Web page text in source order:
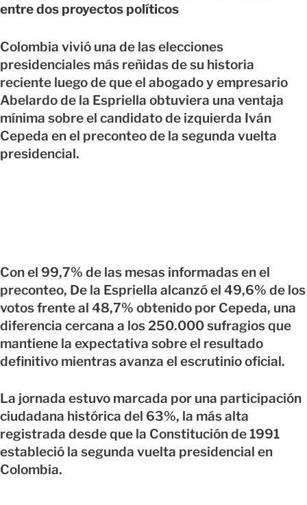
entre dos proyectos políticos
Colombia vivió una de las elecciones
presidenciales más reñidas de su historia
reciente luego de que el abogado y empresario
Abelardo de la Espriella obtuviera una ventaja
mínima sobre el candidato de izquierda Iván
Cepeda en el preconteo de la segunda vuelta
presidencial.
Con el 99,7% de las mesas informadas en el
preconteo, De la Espriella alcanzó el 49,6% de los
votos frente al 48,7% obtenido por Cepeda, una
diferencia cercana a los 250.000 sufragios que
mantiene la expectativa sobre el resultado
definitivo mientras avanza el escrutinio oficial.
La jornada estuvo marcada por una participación
ciudadana histórica del 63%, la más alta
registrada desde que la Constitución de 1991
estableció la segunda vuelta presidencial en
Colombia.